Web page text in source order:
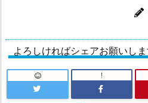
よろしければシェアお願いし
!